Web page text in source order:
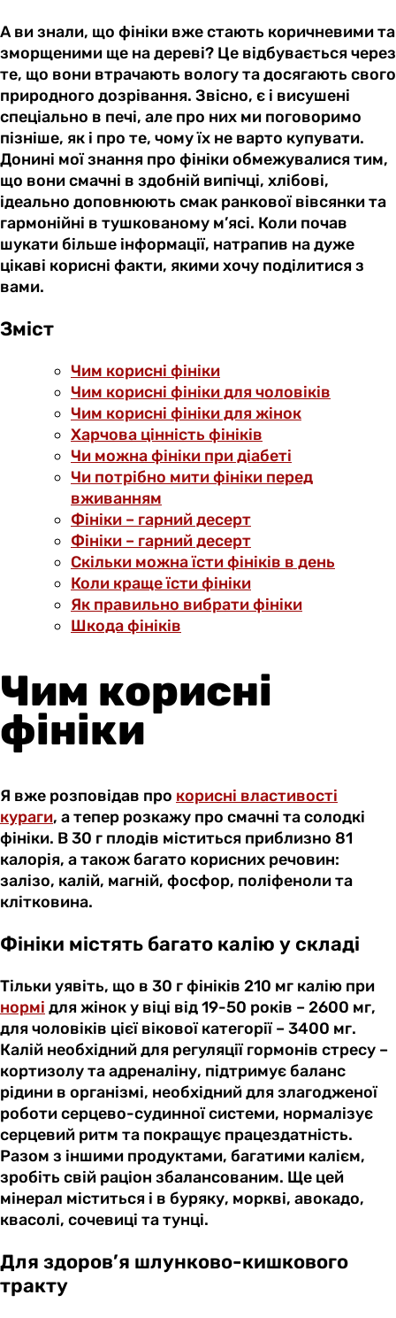
А ви знали, що фініки вже стають коричневими та
зморщеними ще на дереві? Це відбувається через
те, що вони втрачають вологу та досягають свого
природного дозрівання. Звісно, є і висушені
спеціально в печі, але про них ми поговоримо
пізніше, як і про те, чому їх не варто купувати.
Донині мої знання про фініки обмежувалися тим,
що вони смачні в здобній випічці, хлібові,
ідеально доповнюють смак ранкової вівсянки та
гармонійні в тушкованому м’ясі. Коли почав
шукати більше інформації, натрапив на дуже
цікаві корисні факти, якими хочу поділитися з
вами.
Зміст
Чим корисні фініки
Чим корисні фініки для чоловіків
Чим корисні фініки для жінок
Харчова цінність фініків
Чи можна фініки при діабеті
Чи потрібно мити фініки перед
вживанням
Фініки – гарний десерт
Фініки – гарний десерт
Скільки можна їсти фініків в день
Коли краще їсти фініки
Як правильно вибрати фініки
Шкода фініків
Чим корисні
фініки
Я вже розповідав про корисні властивості
кураги, а тепер розкажу про смачні та солодкі
фініки. В 30 г плодів міститься приблизно 81
калорія, а також багато корисних речовин:
залізо, калій, магній, фосфор, поліфеноли та
клітковина.
Фініки містять багато калію у складі
Тільки уявіть, що в 30 г фініків 210 мг калію при
нормі для жінок у віці від 19-50 років – 2600 мг,
для чоловіків цієї вікової категорії – 3400 мг.
Калій необхідний для регуляції гормонів стресу –
кортизолу та адреналіну, підтримує баланс
рідини в організмі, необхідний для злагодженої
роботи серцево-судинної системи, нормалізує
серцевий ритм та покращує працездатність.
Разом з іншими продуктами, багатими калієм,
зробіть свій раціон збалансованим. Ще цей
мінерал міститься і в буряку, моркві, авокадо,
квасолі, сочевиці та тунці.
Для здоров’я шлунково-кишкового
тракту